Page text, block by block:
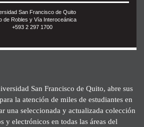
San Francisco de Quito
de Robles y Vía Interoceánica
+593 2 297 1700
San Francisco de Quito, abre sus
la atención de miles de estudiantes en
una seleccionada y actualizada colección
y electrónicos en todas las áreas del